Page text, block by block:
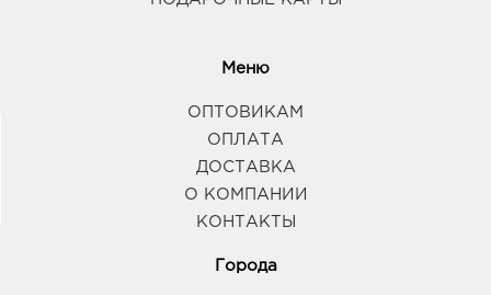
Меню
ОПТОВИКАМ
ОПЛАТА
ДОСТАВКА
О КОМПАНИИ
КОНТАКТЫ
Города